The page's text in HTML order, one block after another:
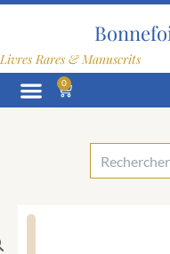
Aller
Livres Rares & Manuscrits
0
Panier